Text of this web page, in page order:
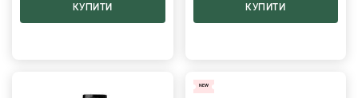
КУПИТИ КУПИТИ
NEW